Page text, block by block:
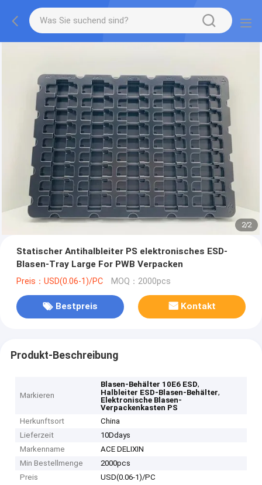
2/2
Statischer Antihalbleiter PS elektronisches ESD-
Blasen-Tray Large For PWB Verpacken
Preis：USD(0.06-1)/PC MOQ：2000pcs
Bestpreis Kontakt
Produkt-Beschreibung
Markieren
Blasen-Behälter 10E6 ESD,
Halbleiter ESD-Blasen-Behälter,
Elektronische Blasen-
Verpackenkasten PS
Herkunftsort
China
Lieferzeit
10Ddays
Markenname
ACE DELIXIN
Min Bestellmenge
2000pcs
Preis
USD(0.06-1)/PC